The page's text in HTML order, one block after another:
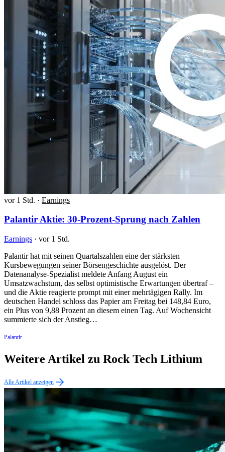
vor 1 Std. · Earnings
Palantir Aktie: 30-Prozent-Sprung nach Zahlen
Earnings · vor 1 Std.
Palantir hat mit seinen Quartalszahlen eine der stärksten
Kursbewegungen seiner Börsengeschichte ausgelöst. Der
Datenanalyse-Spezialist meldete Anfang August ein
Umsatzwachstum, das selbst optimistische Erwartungen übertraf –
und die Aktie reagierte prompt mit einer mehrtägigen Rally. Im
deutschen Handel schloss das Papier am Freitag bei 148,84 Euro,
ein Plus von 9,88 Prozent an diesem einen Tag. Auf Wochensicht
summierte sich der Anstieg…
Palantir
Weitere Artikel zu Rock Tech Lithium
Alle Artikel anzeigen